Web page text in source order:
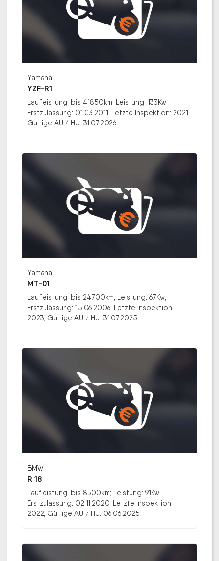
Yamaha
YZF-R1
Laufleistung: bis 41850km; Leistung: 133Kw;
Erstzulassung: 01.03.2011; Letzte Inspektion: 2021;
Gültige AU / HU: 31.07.2026
Yamaha
MT-01
Laufleistung: bis 24700km; Leistung: 67Kw;
Erstzulassung: 15.06.2006; Letzte Inspektion:
2023; Gültige AU / HU: 31.07.2025
BMW
R 18
Laufleistung: bis 8500km; Leistung: 91Kw;
Erstzulassung: 02.11.2020; Letzte Inspektion:
2022; Gültige AU / HU: 06.06.2025